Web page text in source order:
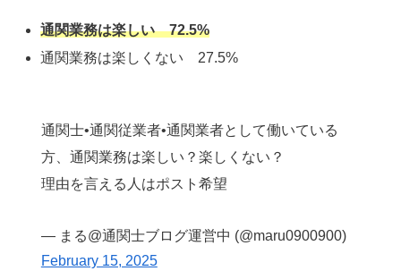
通関業務は楽しい 72.5%
通関業務は楽しくない 27.5%
通関士•通関従業者•通関業者として働いている
方、通関業務は楽しい？楽しくない？
理由を言える人はポスト希望
— まる@通関士ブログ運営中 (@maru0900900)
February 15, 2025